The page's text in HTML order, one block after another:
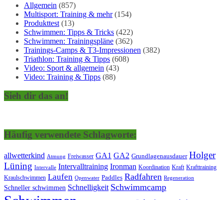
Allgemein (857)
Multisport: Training & mehr(154)
Produkttest (13)
Schwimmen: Tipps & Tricks (422)
Schwimmen: Trainingspläne (362)
Trainings-Camps & T3-Impressionen (382)
Triathlon: Training & Tipps (608)
Video: Sport & allgemein (43)
Video: Training & Tipps (88)
Sieh dir das an!
Häufig verwendete Schlagworte:
allwetterkind Atmung Freiwasser GA1 GA2 Grundlagenausdauer Holger
Lüning Intervalle Intervalltraining Ironman Koordination Kraft Krafttraining
Kraulschwimmen Laufen Openwater Paddles Radfahren Regeneration
Schneller schwimmen Schnelligkeit Schwimmcamp